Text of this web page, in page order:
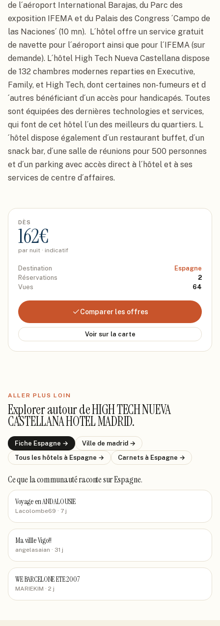
de l´aéroport International Barajas, du Parc des
exposition IFEMA et du Palais des Congress ´Campo de
las Naciones´ (10 mn).  L´hôtel offre un service gratuit
de navette pour l´aéroport ainsi que pour l´IFEMA (sur
demande). L´hôtel High Tech Nueva Castellana dispose
de 132 chambres modernes reparties en Executive,
Family, et High Tech, dont certaines non-fumeurs et d
´autres bénéficiant d´un accès pour handicapés. Toutes
sont équipées des dernières technologies et services,
qui font de cet hôtel l´un des meilleurs du quartiers. L
´hôtel dispose également d´un restaurant buffet, d´un
snack bar, d´une salle de réunions pour 500 personnes
et d´un parking avec accès direct à l´hôtel et à ses
services de centre d´affaires.
DÈS
162€
par nuit · indicatif
Destination
Espagne
Réservations
2
Vues
64
Comparer les offres
Voir sur la carte
ALLER PLUS LOIN
Explorer autour deHIGH TECH NUEVA
CASTELLANA HOTEL MADRID.
Fiche Espagne → Ville de madrid →
Tous les hôtels à Espagne → Carnets à Espagne →
Ce que la communauté racontesur Espagne.
Voyage en ANDALOUSIE
Lacolombe69 · 7 j
Ma villle Vigo!!
angelasaian · 31 j
WE BARCELONE ETE 2007
MARIEKIM · 2 j